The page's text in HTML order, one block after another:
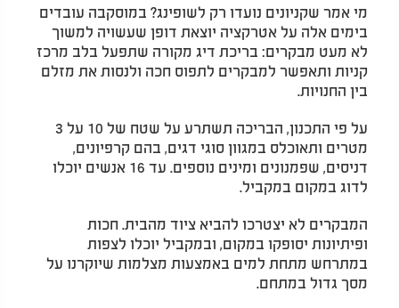
מי אמר שקניונים נועדו רק לשופינג? במוסקבה עובדים
בימים אלה על אטרקציה יוצאת דופן שעשויה למשוך
לא מעט מבקרים: בריכת דיג מקורה שתפעל בלב מרכז
קניות ותאפשר למבקרים לתפוס חכה ולנסות את מזלם
בין החנויות.
על פי התכנון, הבריכה תשתרע על שטח של 10 על 3
מטרים ותאוכלס במגוון סוגי דגים, בהם קרפיונים,
דניסים, שפמנונים ומינים נוספים. עד 16 אנשים יוכלו
לדוג במקום במקביל.
המבקרים לא יצטרכו להביא ציוד מהבית. חכות
ופיתיונות יסופקו במקום, ובמקביל יוכלו לצפות
במתרחש מתחת למים באמצעות מצלמות שיוקרנו על
מסך גדול במתחם.